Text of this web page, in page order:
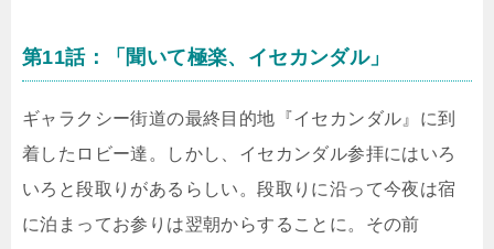
第11話：「聞いて極楽、イセカンダル」
ギャラクシー街道の最終目的地『イセカンダル』に到
着したロビー達。しかし、イセカンダル参拝にはいろ
いろと段取りがあるらしい。段取りに沿って今夜は宿
に泊まってお参りは翌朝からすることに。その前